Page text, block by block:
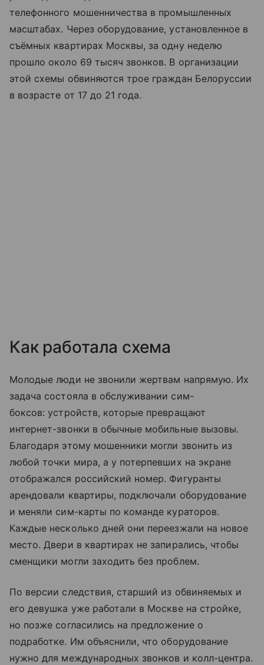
телефонного мошенничества в промышленных
масштабах. Через оборудование, установленное в
съёмных квартирах Москвы, за одну неделю
прошло около 69 тысяч звонков. В организации
этой схемы обвиняются трое граждан Белоруссии
в возрасте от 17 до 21 года.
Как работала схема
Молодые люди не звонили жертвам напрямую. Их
задача состояла в обслуживании сим-
боксов: устройств, которые превращают
интернет-звонки в обычные мобильные вызовы.
Благодаря этому мошенники могли звонить из
любой точки мира, а у потерпевших на экране
отображался российский номер. Фигуранты
арендовали квартиры, подключали оборудование
и меняли сим-карты по команде кураторов.
Каждые несколько дней они переезжали на новое
место. Двери в квартирах не запирались, чтобы
сменщики могли заходить без проблем.
По версии следствия, старший из обвиняемых и
его девушка уже работали в Москве на стройке,
но позже согласились на предложение о
подработке. Им объяснили, что оборудование
нужно для международных звонков и колл-центра.